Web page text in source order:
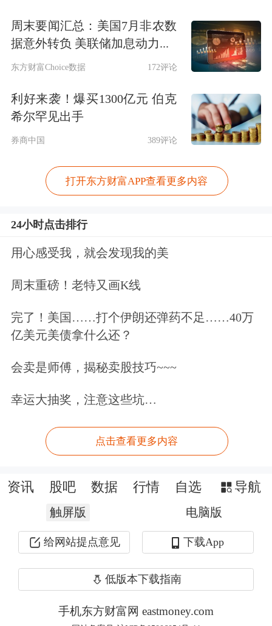
南方财经： 2025年已近尾声，你能否回
顾一下2025年的全球市场表现？
现不错。部分原因在于全球范围内流动
体——美国。日本同样在实施货币宽
松，因此日本股市也持续上行。全球多
国充斥着大量宽松资金，在这样的环境
括中国在内的几乎所有市场都表现强
一路上涨。我的计划是，将来由我的孩
子继承这些中国股票，因为我相信在他
们的时代，中国将实现更伟大的发展。
看，当所有资产同时上涨时，正是需要
开始质疑和提高警惕的时刻。因此，我
开始感到担忧。
南方财经：为什么会出现如此充裕
周末要闻汇总：美国7月非农数
据意外转负 美联储加息动力...
东方财富Choice数据 172评论
利好来袭！爆买1300亿元 伯克
希尔罕见出手
券商中国 389评论
打开东方财富APP查看更多内容
24小时点击排行
用心感受我，就会发现我的美
周末重磅！老特又画K线
完了！美国……打个伊朗还弹药不足……40万
亿美元美债拿什么还？
会卖是师傅，揭秘卖股技巧~~~
幸运大抽奖，注意这些坑…
点击查看更多内容
资讯 股吧 数据 行情 自选 导航
触屏版 电脑版
给网站提点意见 下载App
低版本下载指南
手机东方财富网 eastmoney.com